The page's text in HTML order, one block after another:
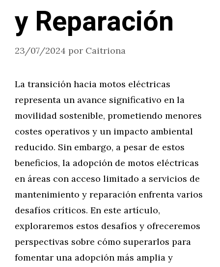
y Reparación
23/07/2024 por Caitriona
La transición hacia motos eléctricas
representa un avance significativo en la
movilidad sostenible, prometiendo menores
costes operativos y un impacto ambiental
reducido. Sin embargo, a pesar de estos
beneficios, la adopción de motos eléctricas
en áreas con acceso limitado a servicios de
mantenimiento y reparación enfrenta varios
desafíos críticos. En este artículo,
exploraremos estos desafíos y ofreceremos
perspectivas sobre cómo superarlos para
fomentar una adopción más amplia y